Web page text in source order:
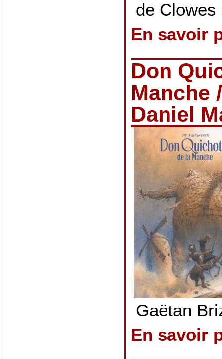
de Clowes
En savoir
Don
Manche
Daniel
Gaëtan
En savoir